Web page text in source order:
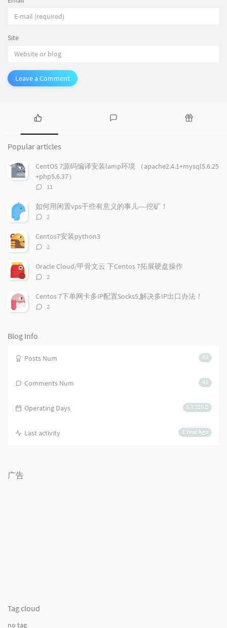
Site
Leave a Comment
P
p
u
a
r
a
r
t
i
c
e
s
o
m
s
o
Popular articles
CentOS 7源码编译安装lamp环境 （apache2.4.1+mysql5.6.25
+php5.6.37）
评
数：
11
如何用闲置vps干些有意义的事儿----挖矿！
评
数：
2
Centos7安装python3
评
数：
2
Oracle Cloud/甲骨文云 下Centos 7拓展硬盘操作
评
数：
2
Centos 7下单网卡多IP配置Socks5,解决多IP出口办法！
评
2
Blog Info
87
Posts Num
41
Comments Num
6 Y 215 D
Operating Days
1 Year Ago
Last activity
广告
Tag cloud
no tag